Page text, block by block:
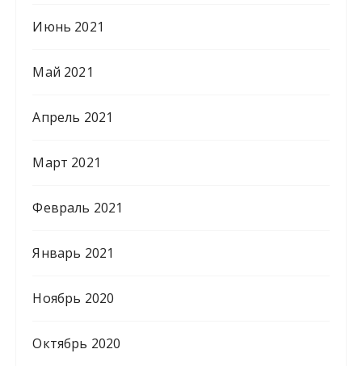
Июнь 2021
Май 2021
Апрель 2021
Март 2021
Февраль 2021
Январь 2021
Ноябрь 2020
Октябрь 2020